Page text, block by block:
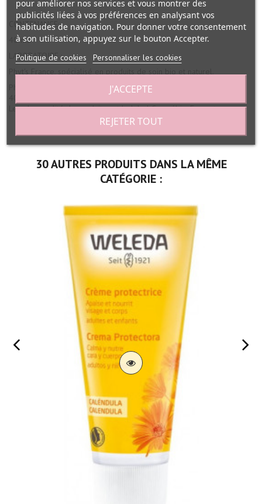
CONTENANCE:
40 ml.
LABORATOIRE :
Phyt's Phyt'ssima Nutrition intense peaux très sèches soin visage
40ml Cosmébio, Ecocert référencé par ABC Beauté.
Les plus qualité du produit sont le label Cosmébio, Ecocert.
30 AUTRES PRODUITS DANS LA MÊME
CATÉGORIE :
pour améliorer nos services et vous montrer des
publicités liées à vos préférences en analysant vos
habitudes de navigation. Pour donner votre consentement
à son utilisation, appuyez sur le bouton Accepter.
Politique de cookies Personnaliser les cookies
REJETER TOUT
J'ACCEPTE